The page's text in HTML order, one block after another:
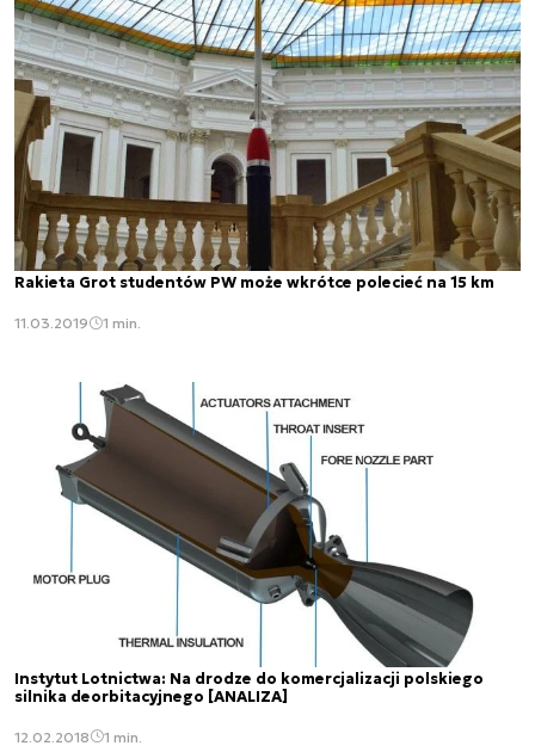
Rakieta Grot studentów PW może wkrótce polecieć na 15 km
11.03.2019 1 min.
Instytut Lotnictwa: Na drodze do komercjalizacji polskiego
silnika deorbitacyjnego [ANALIZA]
12.02.2018 1 min.